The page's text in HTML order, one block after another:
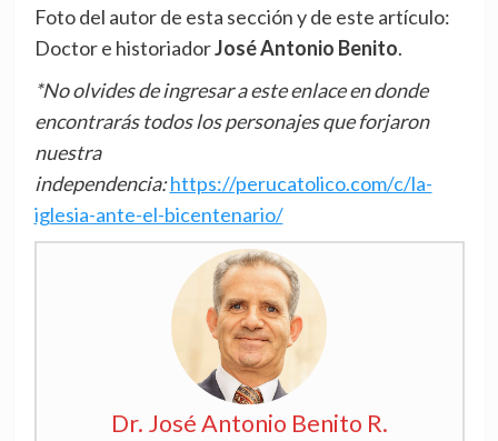
Foto del autor de esta sección y de este artículo:
Doctor e historiadorJosé Antonio Benito.
*No olvides de ingresar a este enlace en donde
encontrarás todos los personajes que forjaron
nuestra
independencia:https://perucatolico.com/c/la-
iglesia-ante-el-bicentenario/
Dr. José Antonio Benito R.